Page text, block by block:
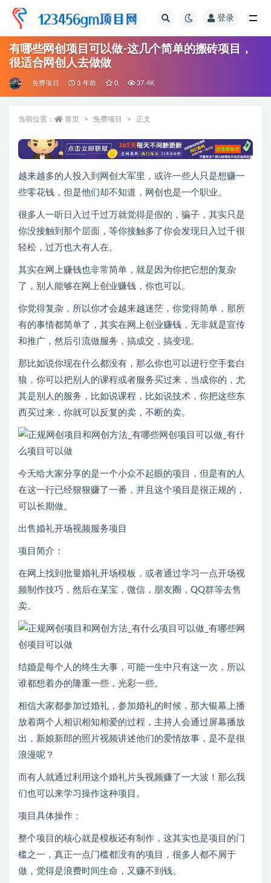
登录
有哪些网创项目可以做-这几个简单的搬砖项目，
很适合网创人去做做
免费项目 3 年前 0 37.4K
当前位置： 首页 免费项目 正文
越来越多的人投入到网创大军里，或许一些人只是想赚一
些零花钱，但是他们却不知道，网创也是一个职业。
很多人一听日入过千过万就觉得是假的，骗子，其实只是
你没接触到那个层面，等你接触多了你会发现日入过千很
轻松，过万也大有人在。
其实在网上赚钱也非常简单，就是因为你把它想的复杂
了，别人能够在网上创业赚钱，你也可以。
你觉得复杂，所以你才会越来越迷茫，你觉得简单，那所
有的事情都简单了，其实在网上创业赚钱，无非就是宣传
和推广，然后引流做服务，搞成交，搞变现。
那比如说你现在什么都没有，那么你也可以进行空手套白
狼，你可以把别人的课程或者服务买过来，当成你的，尤
其是别人的服务，比如说课程，比如说技术，你把这些东
西买过来，你就可以反复的卖，不断的卖。
今天给大家分享的是一个小众不起眼的项目，但是有的人
在这一行已经狠狠赚了一番，并且这个项目是很正规的，
可以长期做。
出售婚礼开场视频服务项目
项目简介：
在网上找到批量婚礼开场模板，或者通过学习一点开场视
频制作技巧，然后在某宝，微信，朋友圈，QQ群等去售
卖。
结婚是每个人的终生大事，可能一生中只有这一次，所以
谁都想着办的隆重一些，光彩一些。
相信大家都参加过婚礼，参加婚礼的时候，那大银幕上播
放着两个人相识相知相爱的过程，主持人会通过屏幕播放
出，新娘新郎的照片视频讲述他们的爱情故事，是不是很
浪漫呢？
而有人就通过利用这个婚礼片头视频赚了一大波！那么我
们也可以来学习操作这种项目。
项目具体操作：
整个项目的核心就是模板还有制作，这其实也是项目的门
槛之一，真正一点门槛都没有的项目，很多人都不屑于
做，觉得是浪费时间生命，又赚不到钱。